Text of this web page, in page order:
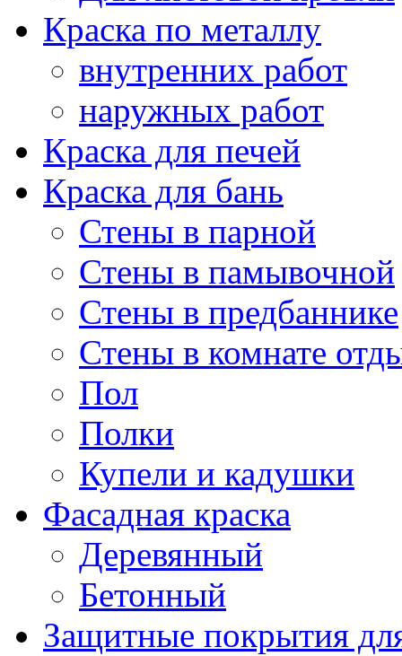
Краска по металлу
внутренних работ
наружных работ
Краска для печей
Краска для бань
Стены в парной
Стены в памывочной
Стены в предбаннике
Стены в комнате
Пол
Полки
Купели и кадушки
Фасадная краска
Деревянный
Бетонный
Защитные покрытия